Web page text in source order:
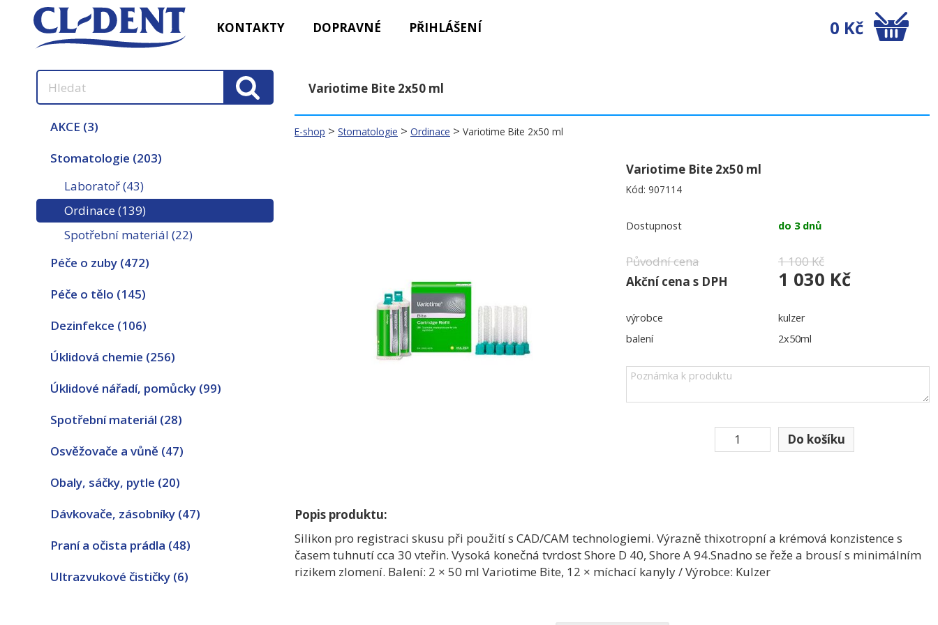
KONTAKTY DOPRAVNÉ PŘIHLÁŠENÍ 0 Kč
AKCE (3)
Stomatologie (203)
Laboratoř(43)
Ordinace (139)
Spotřební materiál (22)
Péče o zuby (472)
Péče o tělo (145)
Dezinfekce (106)
Úklidová chemie (256)
Úklidové nářadí, pomůcky (99)
Spotřební materiál (28)
Osvěžovače a vůně (47)
Obaly, sáčky, pytle (20)
Dávkovače, zásobníky (47)
Praní a očista prádla (48)
Ultrazvukové čističky (6)
Variotime Bite 2x50 ml
E-shop > Stomatologie > Ordinace > Variotime Bite 2x50 ml
Variotime Bite 2x50 ml
Kód: 907114
Dostupnost do 3 dnů
Původní cena
1 100 Kč
Akční cena s DPH
1 030 Kč
výrobce
kulzer
balení
2x50ml
Popis produktu:
Silikon pro registraci skusu při použití s CAD/CAM technologiemi. Výrazně thixotropní a krémová konzistence s
časem tuhnutí cca 30 vteřin. Vysoká konečná tvrdost Shore D 40, Shore A 94.Snadno se řeže a brousí s minimálním
rizikem zlomení. Balení: 2 × 50 ml Variotime Bite, 12 × míchací kanyly / Výrobce: Kulzer